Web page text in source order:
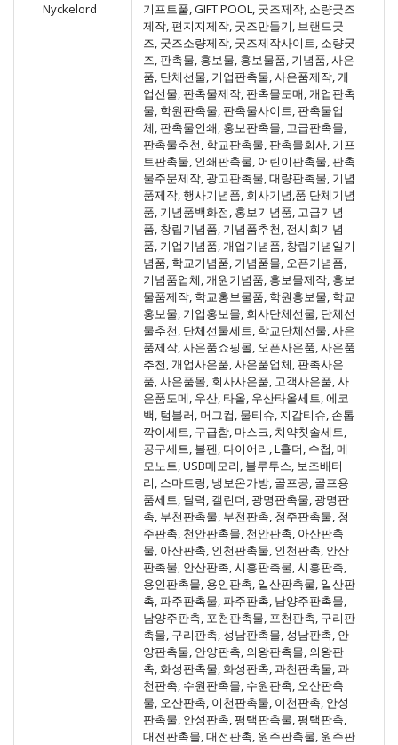
Nyckelord
기프트풀, GIFT POOL, 굿즈제작, 소량굿즈
제작, 편지지제작, 굿즈만들기, 브랜드굿
즈, 굿즈소량제작, 굿즈제작사이트, 소량굿
즈, 판촉물, 홍보물, 홍보물품, 기념품, 사은
품, 단체선물, 기업판촉물, 사은품제작, 개
업선물, 판촉물제작, 판촉물도매, 개업판촉
물, 학원판촉물, 판촉물사이트, 판촉물업
체, 판촉물인쇄, 홍보판촉물, 고급판촉물,
판촉물추천, 학교판촉물, 판촉물회사, 기프
트판촉물, 인쇄판촉물, 어린이판촉물, 판촉
물주문제작, 광고판촉물, 대량판촉물, 기념
품제작, 행사기념품, 회사기념,품 단체기념
품, 기념품백화점, 홍보기념품, 고급기념
품, 창립기념품, 기념품추천, 전시회기념
품, 기업기념품, 개업기념품, 창립기념일기
념품, 학교기념품, 기념품몰, 오픈기념품,
기념품업체, 개원기념품, 홍보물제작, 홍보
물품제작, 학교홍보물품, 학원홍보물, 학교
홍보물, 기업홍보물, 회사단체선물, 단체선
물추천, 단체선물세트, 학교단체선물, 사은
품제작, 사은품쇼핑몰, 오픈사은품, 사은품
추천, 개업사은품, 사은품업체, 판촉사은
품, 사은품몰, 회사사은품, 고객사은품, 사
은품도메, 우산, 타올, 우산타올세트, 에코
백, 텀블러, 머그컵, 물티슈, 지갑티슈, 손톱
깍이세트, 구급함, 마스크, 치약칫솔세트,
공구세트, 볼펜, 다이어리, L홀더, 수첩, 메
모노트, USB메모리, 블루투스, 보조배터
리, 스마트링, 냉보온가방, 골프공, 골프용
품세트, 달력, 캘린더, 광명판촉물, 광명판
촉, 부천판촉물, 부천판촉, 청주판촉물, 청
주판촉, 천안판촉물, 천안판촉, 아산판촉
물, 아산판촉, 인천판촉물, 인천판촉, 안산
판촉물, 안산판촉, 시흥판촉물, 시흥판촉,
용인판촉물, 용인판촉, 일산판촉물, 일산판
촉, 파주판촉물, 파주판촉, 남양주판촉물,
남양주판촉, 포천판촉물, 포천판촉, 구리판
촉물, 구리판촉, 성남판촉물, 성남판촉, 안
양판촉물, 안양판촉, 의왕판촉물, 의왕판
촉, 화성판촉물, 화성판촉, 과천판촉물, 과
천판촉, 수원판촉물, 수원판촉, 오산판촉
물, 오산판촉, 이천판촉물, 이천판촉, 안성
판촉물, 안성판촉, 평택판촉물, 평택판촉,
대전판촉물, 대전판촉, 원주판촉물, 원주판